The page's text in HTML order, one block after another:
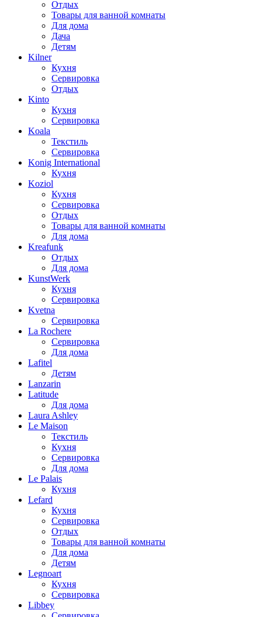
Отдых
Товары для ванной комнаты
Для дома
Дача
Детям
Kilner
Кухня
Сервировка
Отдых
Kinto
Кухня
Сервировка
Koala
Текстиль
Сервировка
Konig International
Кухня
Koziol
Кухня
Сервировка
Отдых
Товары для ванной комнаты
Для дома
Kreafunk
Отдых
Для дома
KunstWerk
Кухня
Сервировка
Kvetna
Сервировка
La Rochere
Сервировка
Для дома
Lafitel
Детям
Lanzarin
Latitude
Для дома
Laura Ashley
Le Maison
Текстиль
Кухня
Сервировка
Для дома
Le Palais
Кухня
Lefard
Кухня
Сервировка
Отдых
Товары для ванной комнаты
Для дома
Детям
Legnoart
Кухня
Сервировка
Libbey